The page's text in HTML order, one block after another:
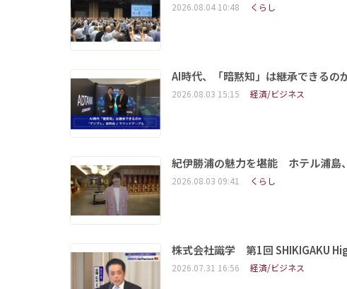
2026.08.04 10:48 くらし
AI時代、「暗黙知」は継承できる
2026.08.03 15:15 経済/ビジネス
紀伊勝浦の魅力を堪能 ホテル浦島
2026.08.03 09:41 くらし
株式会社識学 第1回 SHIKIGAKU
2026.07.31 16:56 経済/ビジネス